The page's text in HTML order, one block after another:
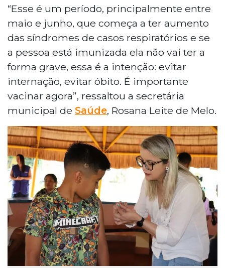
“Esse é um período, principalmente entre
maio e junho, que começa a ter aumento
das síndromes de casos respiratórios e se
a pessoa está imunizada ela não vai ter a
forma grave, essa é a intenção: evitar
internação, evitar óbito. É importante
vacinar agora”, ressaltou a secretária
municipal de Saúde, Rosana Leite de Melo.